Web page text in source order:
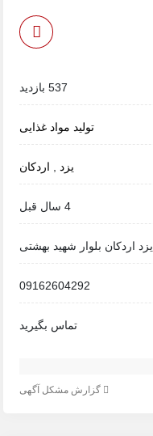
537 بازدید
تولید مواد غذایی
یزد اردکان
4 سال قبل
یزد اردکان بلوار شهید بهشتی
09162604292
تماس بگیرید
گزارش مشکل آگهی